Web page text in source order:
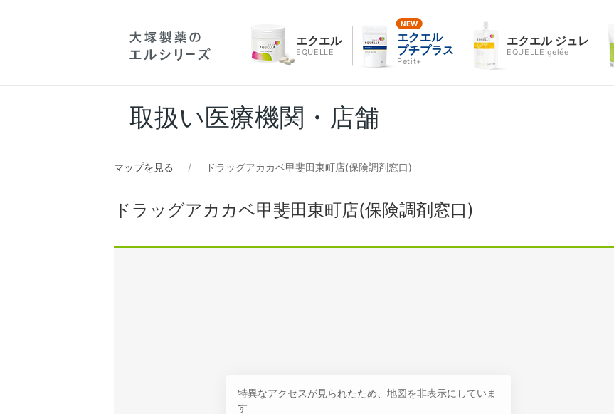
エクエル
EQUELLE
エクエル
プチプラス
Petit+
エクエル ジュレ
EQUELLE gelée
取扱い医療機関・店舗
マップを見る ドラッグアカカベ甲斐田東町店(保険調剤窓口)
ドラッグアカカベ甲斐田東町店(保険調剤窓口)
特異なアクセスが見られたため、地図を非表示にしていま
す